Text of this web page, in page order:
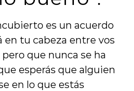
es un acuerdo
en tu cabeza entre vos
que nunca se ha
esperás que alguien
en lo que estás